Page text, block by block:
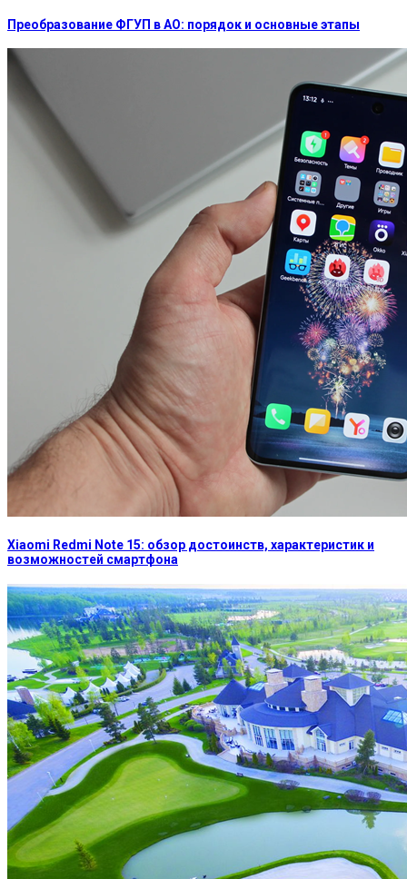
Преобразование ФГУП в АО: порядок и основные этапы
Xiaomi Redmi Note 15: обзор достоинств, характеристик и
возможностей смартфона